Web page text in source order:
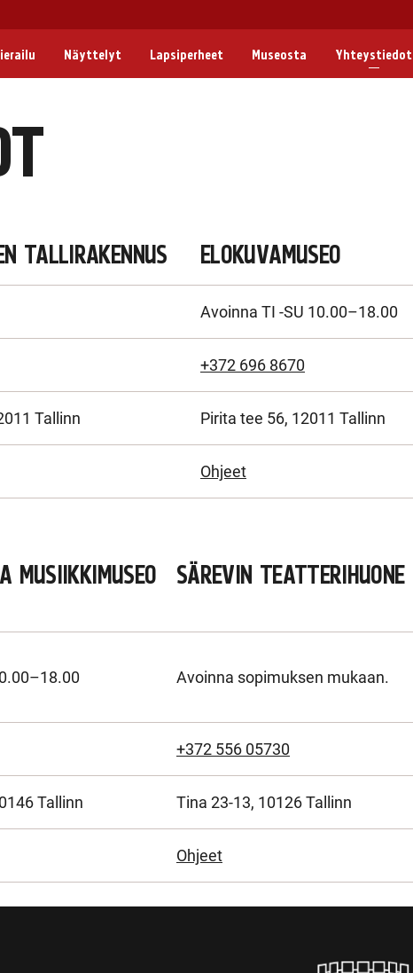
Näyttelyt Lapsiperheet Museosta Yhteystiedot
TALLIRAKENNUS ELOKUVAMUSEO
Avoinna TI -SU 10.00–18.00
+372 696 8670
Tallinn Pirita tee 56, 12011 Tallinn
Ohjeet
MUSIIKKIMUSEO SÄREVIN TEATTERIHUONE
Avoinna sopimuksen mukaan.
+372 556 05730
Tallinn Tina 23-13, 10126 Tallinn
Ohjeet